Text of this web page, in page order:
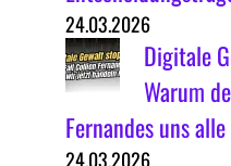
24.03.2026
Digitale
Warum
Fernandes uns
24.03.2026